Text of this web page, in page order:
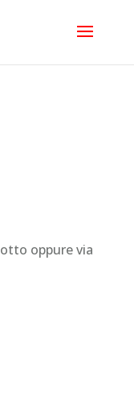
oppure via